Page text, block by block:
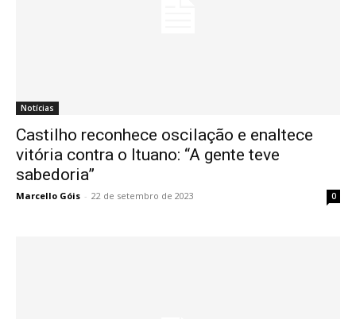
Notícias
Castilho reconhece oscilação e enaltece
vitória contra o Ituano: “A gente teve
sabedoria”
Marcello Góis - 22 de setembro de 2023 0